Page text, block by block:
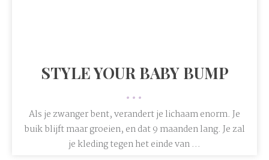
STYLE YOUR BABY BUMP
•••
Als je zwanger bent, verandert je lichaam enorm. Je
buik blijft maar groeien, en dat 9 maanden lang. Je zal
je kleding tegen het einde van ...